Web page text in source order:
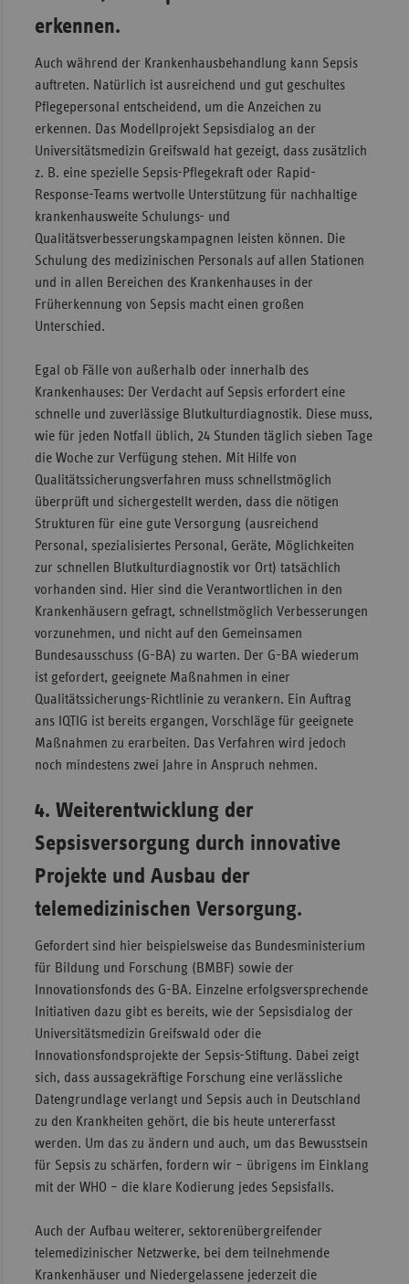
erkennen.
Auch während der Krankenhausbehandlung kann Sepsis
auftreten. Natürlich ist ausreichend und gut geschultes
Pflegepersonal entscheidend, um die Anzeichen zu
erkennen. Das Modellprojekt Sepsisdialog an der
Universitätsmedizin Greifswald hat gezeigt, dass zusätzlich
z. B. eine spezielle Sepsis-Pflegekraft oder Rapid-
Response-Teams wertvolle Unterstützung für nachhaltige
krankenhausweite Schulungs- und
Qualitätsverbesserungskampagnen leisten können. Die
Schulung des medizinischen Personals auf allen Stationen
und in allen Bereichen des Krankenhauses in der
Früherkennung von Sepsis macht einen großen
Unterschied.
Egal ob Fälle von außerhalb oder innerhalb des
Krankenhauses: Der Verdacht auf Sepsis erfordert eine
schnelle und zuverlässige Blutkulturdiagnostik. Diese muss,
wie für jeden Notfall üblich, 24 Stunden täglich sieben Tage
die Woche zur Verfügung stehen. Mit Hilfe von
Qualitätssicherungsverfahren muss schnellstmöglich
überprüft und sichergestellt werden, dass die nötigen
Strukturen für eine gute Versorgung (ausreichend
Personal, spezialisiertes Personal, Geräte, Möglichkeiten
zur schnellen Blutkulturdiagnostik vor Ort) tatsächlich
vorhanden sind. Hier sind die Verantwortlichen in den
Krankenhäusern gefragt, schnellstmöglich Verbesserungen
vorzunehmen, und nicht auf den Gemeinsamen
Bundesausschuss (G-BA) zu warten. Der G-BA wiederum
ist gefordert, geeignete Maßnahmen in einer
Qualitätssicherungs-Richtlinie zu verankern. Ein Auftrag
ans IQTIG ist bereits ergangen, Vorschläge für geeignete
Maßnahmen zu erarbeiten. Das Verfahren wird jedoch
noch mindestens zwei Jahre in Anspruch nehmen.
4. Weiterentwicklung der
Sepsisversorgung durch innovative
Projekte und Ausbau der
telemedizinischen Versorgung.
Gefordert sind hier beispielsweise das Bundesministerium
für Bildung und Forschung (BMBF) sowie der
Innovationsfonds des G-BA. Einzelne erfolgsversprechende
Initiativen dazu gibt es bereits, wie der Sepsisdialog der
Universitätsmedizin Greifswald oder die
Innovationsfondsprojekte der Sepsis-Stiftung. Dabei zeigt
sich, dass aussagekräftige Forschung eine verlässliche
Datengrundlage verlangt und Sepsis auch in Deutschland
zu den Krankheiten gehört, die bis heute untererfasst
werden. Um das zu ändern und auch, um das Bewusstsein
für Sepsis zu schärfen, fordern wir – übrigens im Einklang
mit der WHO – die klare Kodierung jedes Sepsisfalls.
Auch der Aufbau weiterer, sektorenübergreifender
telemedizinischer Netzwerke, bei dem teilnehmende
Krankenhäuser und Niedergelassene jederzeit die